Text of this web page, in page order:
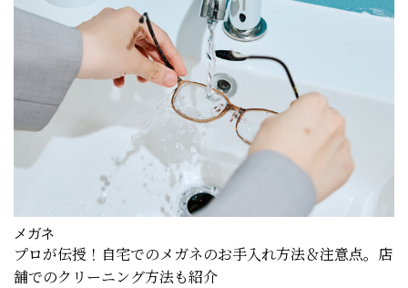
メガネ
プロが伝授！自宅でのメガネのお手入れ方法＆注意点。店
舗でのクリーニング方法も紹介